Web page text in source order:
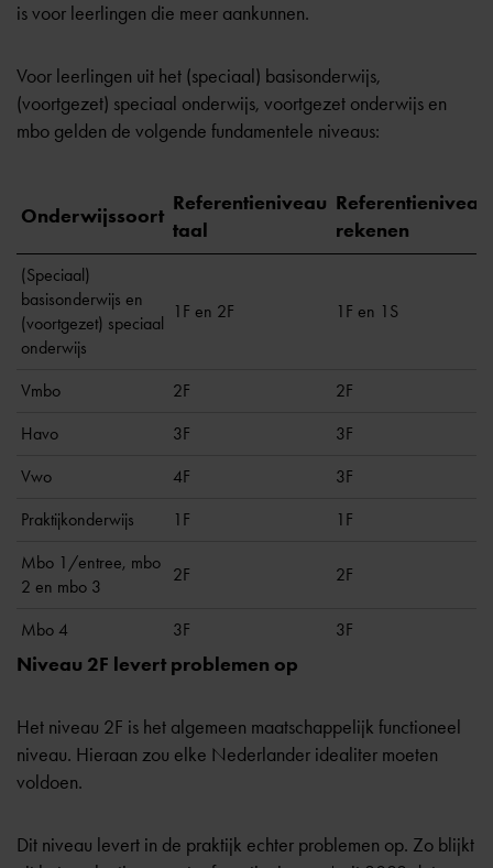
is voor leerlingen die meer aankunnen.
Voor leerlingen uit het (speciaal) basisonderwijs,
(voortgezet) speciaal onderwijs, voortgezet onderwijs en
mbo gelden de volgende fundamentele niveaus:
Onderwijssoort
Referentieniveau
taal
Referentieniveau
rekenen
(Speciaal)
basisonderwijs en
(voortgezet) speciaal
onderwijs
1F en 2F 1F en 1S
Vmbo 2F 2F
Havo 3F 3F
Vwo 4F 3F
Praktijkonderwijs 1F 1F
Mbo 1/entree, mbo
2 en mbo 3
2F 2F
Mbo 4 3F 3F
Niveau 2F levert problemen op
Het niveau 2F is het algemeen maatschappelijk functioneel
niveau. Hieraan zou elke Nederlander idealiter moeten
voldoen.
Dit niveau levert in de praktijk echter problemen op. Zo blijkt